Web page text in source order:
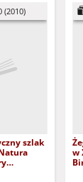
(2010)
szlak
w